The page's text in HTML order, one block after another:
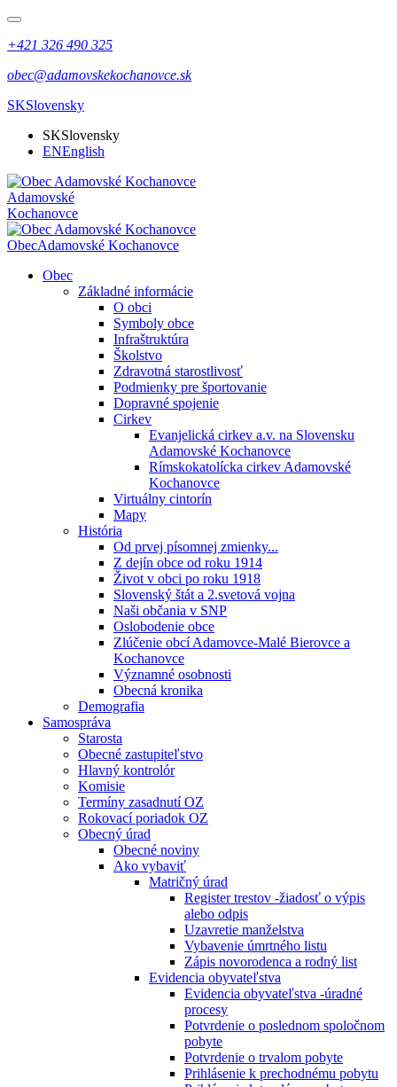
+421 326 490 325
obec@adamovskekochanovce.sk
SKSlovensky
SKSlovensky
ENEnglish
Adamovské
Kochanovce
ObecAdamovské Kochanovce
Obec
Základné informácie
O obci
Symboly obce
Infraštruktúra
Školstvo
Zdravotná starostlivosť
Podmienky pre športovanie
Dopravné spojenie
Cirkev
Evanjelická cirkev a.v. na Slovensku
Adamovské Kochanovce
Rímskokatolícka cirkev Adamovské
Kochanovce
Virtuálny cintorín
Mapy
História
Od prvej písomnej zmienky...
Z dejín obce od roku 1914
Život v obci po roku 1918
Slovenský štát a 2.svetová vojna
Naši občania v SNP
Oslobodenie obce
Zlúčenie obcí Adamovce-Malé Bierovce a
Kochanovce
Významné osobnosti
Obecná kronika
Demografia
Samospráva
Starosta
Obecné zastupiteľstvo
Hlavný kontrolór
Komisie
Termíny zasadnutí OZ
Rokovací poriadok OZ
Obecný úrad
Obecné noviny
Ako vybaviť
Matričný úrad
Register trestov -žiadosť o výpis
alebo odpis
Uzavretie manželstva
Vybavenie úmrtného listu
Zápis novorodenca a rodný list
Evidencia obyvateľstva
Evidencia obyvateľstva -úradné
procesy
Potvrdenie o poslednom spoločnom
pobyte
Potvrdenie o trvalom pobyte
Prihlásenie k prechodnému pobytu